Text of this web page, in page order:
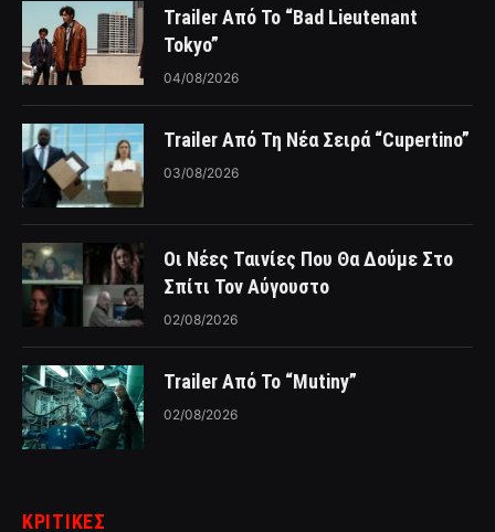
Trailer Από Το “Bad Lieutenant
Tokyo”
04/08/2026
Trailer Από Τη Νέα Σειρά “Cupertino”
03/08/2026
Οι Νέες Ταινίες Που Θα Δούμε Στο
Σπίτι Τον Αύγουστο
02/08/2026
Trailer Από Το “Mutiny”
02/08/2026
ΚΡΙΤΙΚΈΣ